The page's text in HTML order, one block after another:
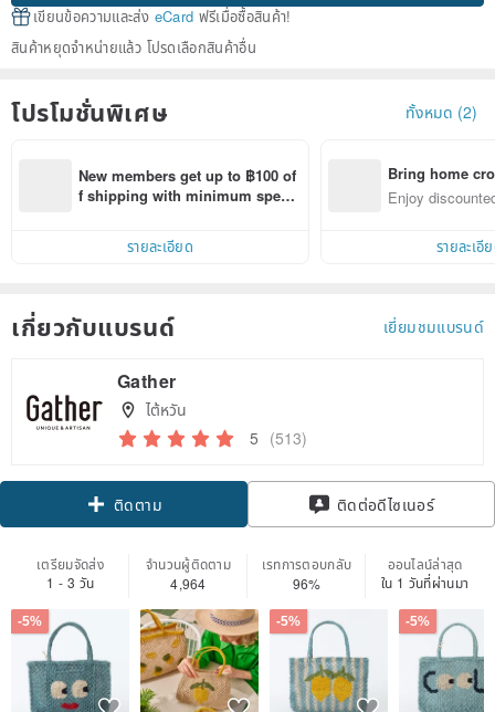
เขียนข้อความและส่ง eCard ฟรีเมื่อซื้อสินค้า!
สินค้าหยุดจำหน่ายแล้ว โปรดเลือกสินค้าอื่น
โปรโมชั่นพิเศษ ทั้งหมด (2)
New members get up to ฿100 of
f shipping with minimum spen
within 7 days!
รายละเอียด
Bring home
n with ease
Enjoy
รายละเอี
เกี่ยวกับแบรนด์ เยี่ยมชมแบรนด์
Gather
ไต้หวัน
5 (513)
ติดตาม ติดต่อดีไซเนอร์
เตรียมจัดส่ง
1 - 3 วัน
จำนวนผู้ติดตาม
4,964
เรทการตอบกลับ
96%
ออนไลน์ล่าสุด
ใน 1 วันที่ผ่านมา
-5% -5% -5%